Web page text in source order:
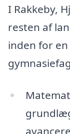
I Rakkeby,
resten af
inden for